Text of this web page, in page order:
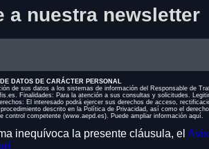
a nuestra newsletter
DATOS DE CARÁCTER PERSONAL
de sus datos a los sistemas de información del Responsable de
Finalidades: Para la atención a sus consultas y solicitudes.
El interesado podrá ejercer sus derechos de acceso,
descrito en la Política de Privacidad, así como el
control competente (www.aepd.es). Puede ampliar información aquí.
inequívoca la presente cláusula, el